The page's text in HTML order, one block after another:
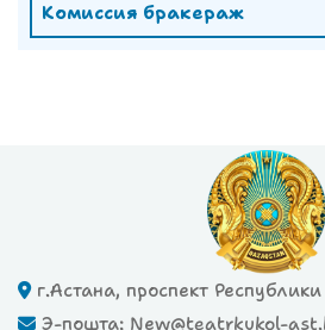
Комиссия бракераж
г.Астана, проспект
Э-пошта: New@teatrkukol-